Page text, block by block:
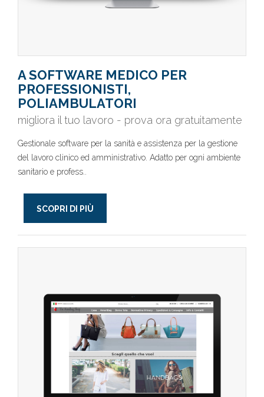
A SOFTWARE MEDICO PER
PROFESSIONISTI,
POLIAMBULATORI
migliora il tuo lavoro - prova ora gratuitamente
Gestionale software per la sanità e assistenza per la gestione
del lavoro clinico ed amministrativo. Adatto per ogni ambiente
sanitario e profess..
SCOPRI DI PIÙ